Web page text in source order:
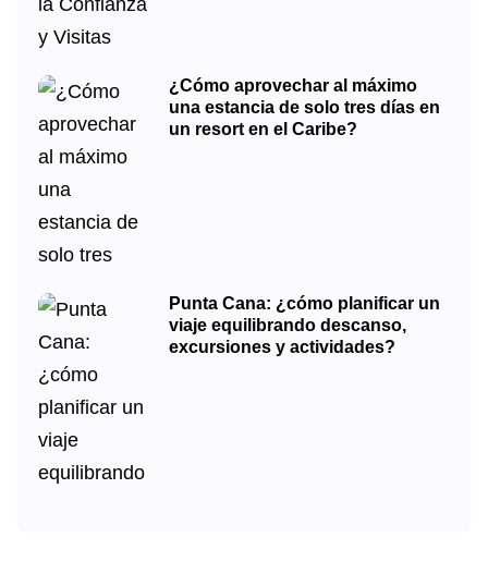
¿Cómo aprovechar al máximo
una estancia de solo tres días en
un resort en el Caribe?
Punta Cana: ¿cómo planificar un
viaje equilibrando descanso,
excursiones y actividades?